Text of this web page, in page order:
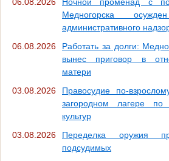
Медногорска
административного
06.08.2026
Работать за долги:
вынес приговор в
матери
03.08.2026
Правосудие по-
загородном лагере
культур
03.08.2026
Переделка оружия
подсудимых